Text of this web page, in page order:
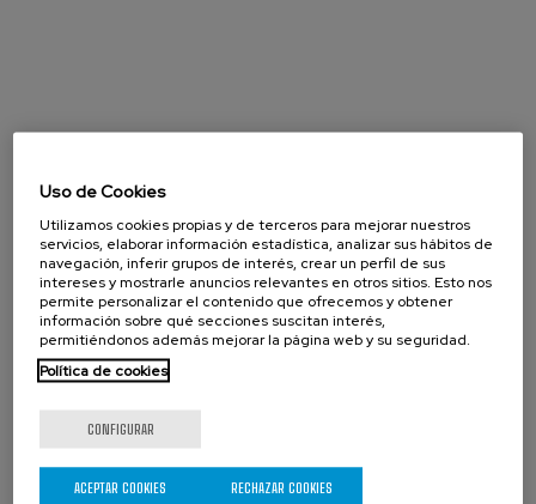
Agosto 2026
Uso de Cookies
Utilizamos cookies propias y de terceros para mejorar nuestros
servicios, elaborar información estadística, analizar sus hábitos de
navegación, inferir grupos de interés, crear un perfil de sus
intereses y mostrarle anuncios relevantes en otros sitios. Esto nos
permite personalizar el contenido que ofrecemos y obtener
información sobre qué secciones suscitan interés,
permitiéndonos además mejorar la página web y su seguridad.
Política de cookies
CONFIGURAR
RECHAZAR COOKIES
ACEPTAR COOKIES